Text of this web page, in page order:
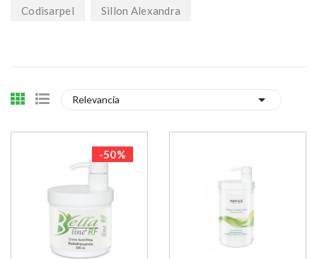
Codisarpel Sillon Alexandra
Relevancia 
-50%